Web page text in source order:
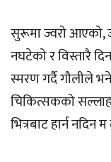
सुरूमा ज्वरो आएको,
नघटेको र विस्तारै
स्मरण गर्दै गौलीले
चिकित्सकको
भित्रबाट हार्न